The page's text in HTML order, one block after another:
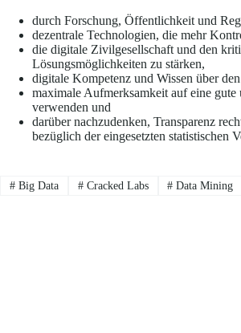
durch Forschung, Öffentlichkeit und
dezentrale Technologien, die mehr
die digitale Zivilgesellschaft und den
Lösungsmöglichkeiten zu stärken,
digitale Kompetenz und Wissen über
maximale Aufmerksamkeit auf eine
verwenden und
darüber nachzudenken, Transparenz
bezüglich der eingesetzten statistischen
#Big Data #Cracked Labs # Data Mining